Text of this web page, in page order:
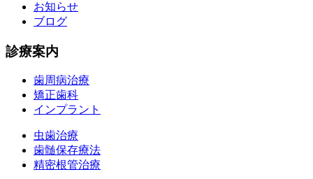
お知らせ
ブログ
診療案内
歯周病治療
矯正歯科
インプラント
虫歯治療
歯髄保存療法
精密根管治療